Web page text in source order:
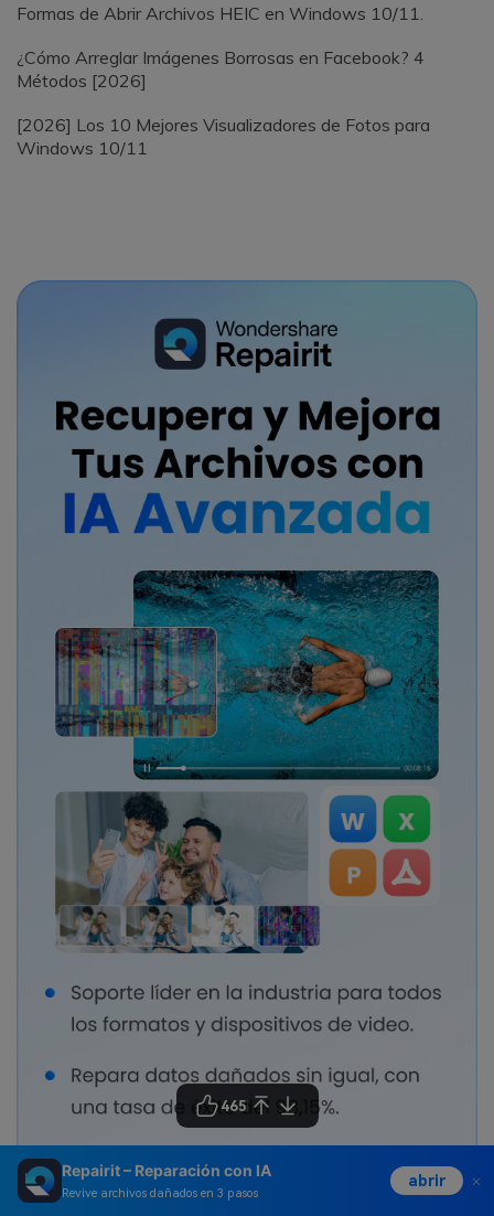
Repairit – Reparación con IA
Revive archivos dañados en 3 pasos
abrir
Formas de Abrir Archivos HEIC en Windows 10/11.
¿Cómo Arreglar Imágenes Borrosas en Facebook? 4
Métodos [2026]
[2026] Los 10 Mejores Visualizadores de Fotos para
Windows 10/11
465